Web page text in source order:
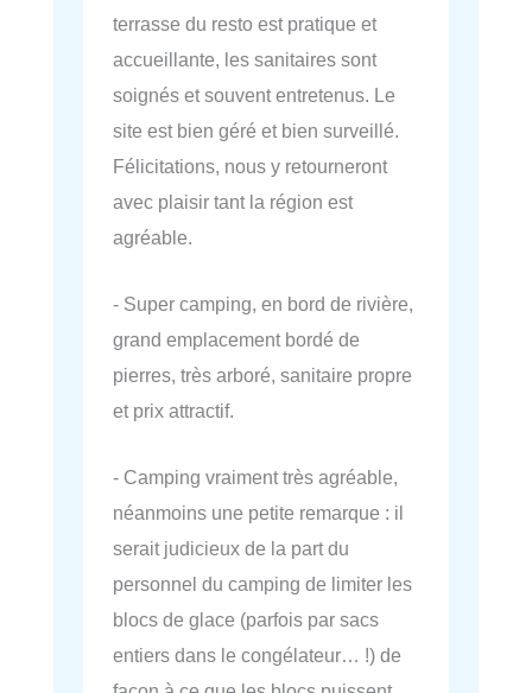
terrasse du resto est pratique et
accueillante, les sanitaires sont
soignés et souvent entretenus. Le
site est bien géré et bien surveillé.
Félicitations, nous y retourneront
avec plaisir tant la région est
agréable.
- Super camping, en bord de rivière,
grand emplacement bordé de
pierres, très arboré, sanitaire propre
et prix attractif.
- Camping vraiment très agréable,
néanmoins une petite remarque : il
serait judicieux de la part du
personnel du camping de limiter les
blocs de glace (parfois par sacs
entiers dans le congélateur… !) de